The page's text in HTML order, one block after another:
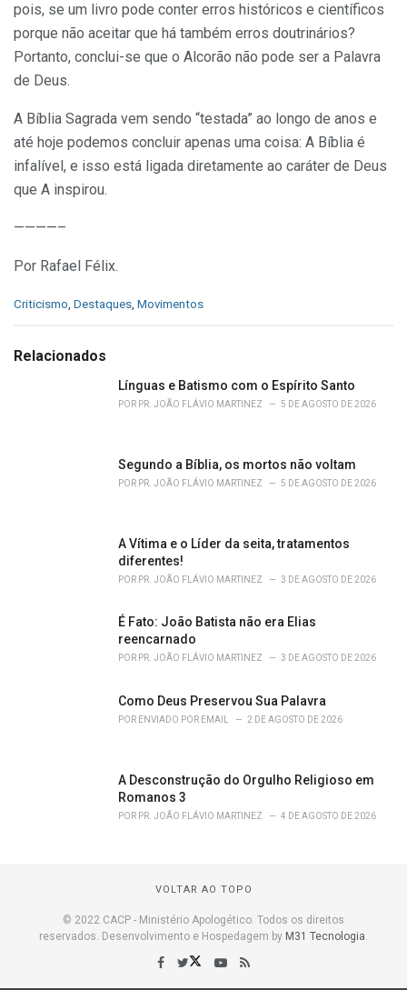
pois, se um livro pode conter erros históricos e científicos
porque não aceitar que há também erros doutrinários?
Portanto, conclui-se que o Alcorão não pode ser a Palavra
de Deus.
A Bíblia Sagrada vem sendo “testada” ao longo de anos e
até hoje podemos concluir apenas uma coisa: A Bíblia é
infalível, e isso está ligada diretamente ao caráter de Deus
que A inspirou.
————–
Por Rafael Félix.
C
e
Criticismo, Destaques, Movimentos
Relacionados
Línguas e Batismo com o Espírito Santo
POR PR. JOÃO FLÁVIO MARTINEZ 5 DE AGOSTO DE 2026
Segundo a Bíblia, os mortos não voltam
POR PR. JOÃO FLÁVIO MARTINEZ 5 DE AGOSTO DE 2026
A Vítima e o Líder da seita, tratamentos
diferentes!
POR PR. JOÃO FLÁVIO MARTINEZ 3 DE AGOSTO DE 2026
É Fato: João Batista não era Elias
reencarnado
POR PR. JOÃO FLÁVIO MARTINEZ 3 DE AGOSTO DE 2026
Como Deus Preservou Sua Palavra
POR ENVIADO POR EMAIL 2 DE AGOSTO DE 2026
A Desconstrução do Orgulho Religioso em
Romanos 3
POR PR. JOÃO FLÁVIO MARTINEZ 4 DE AGOSTO DE 2026
VOLTAR AO TOPO
© 2022 CACP - Ministério Apologético. Todos os direitos
reservados. Desenvolvimento e Hospedagem by M31 Tecnologia.